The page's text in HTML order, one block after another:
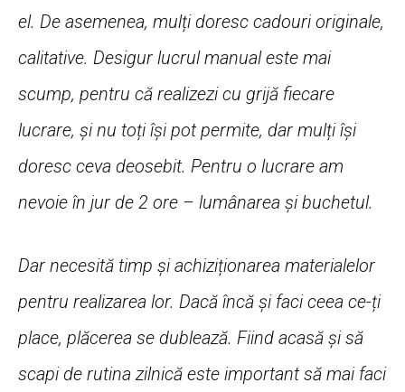
el. De asemenea, mulți doresc cadouri originale,
calitative. Desigur lucrul manual este mai
scump, pentru că realizezi cu grijă fiecare
lucrare, și nu toți își pot permite, dar mulți își
doresc ceva deosebit. Pentru o lucrare am
nevoie în jur de 2 ore – lumânarea și buchetul.
Dar necesită timp și achiziționarea materialelor
pentru realizarea lor. Dacă încă și faci ceea ce-ți
place, plăcerea se dublează. Fiind acasă și să
scapi de rutina zilnică este important să mai faci